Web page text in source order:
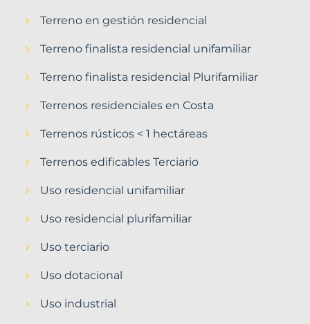
Terreno en gestión residencial
Terreno finalista residencial unifamiliar
Terreno finalista residencial Plurifamiliar
Terrenos residenciales en Costa
Terrenos rústicos < 1 hectáreas
Terrenos edificables Terciario
Uso residencial unifamiliar
Uso residencial plurifamiliar
Uso terciario
Uso dotacional
Uso industrial